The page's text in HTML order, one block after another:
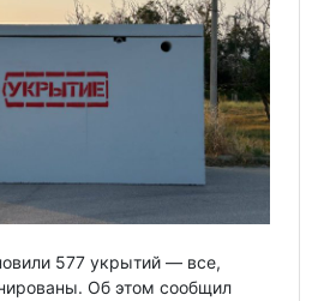
577 укрытий — все,
Об этом сообщил